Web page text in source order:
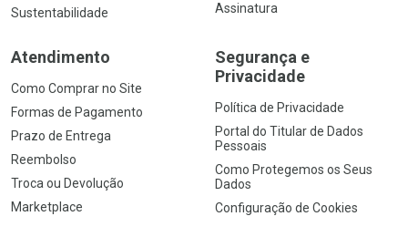
Sustentabilidade
Assinatura
Atendimento
Como Comprar no Site
Formas de Pagamento
Prazo de Entrega
Reembolso
Troca ou Devolução
Marketplace
Segurança e
Privacidade
Política de Privacidade
Portal do Titular de Dados
Pessoais
Como Protegemos os Seus
Dados
Configuração de Cookies